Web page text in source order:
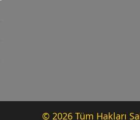
© 2026 Tüm Hakları